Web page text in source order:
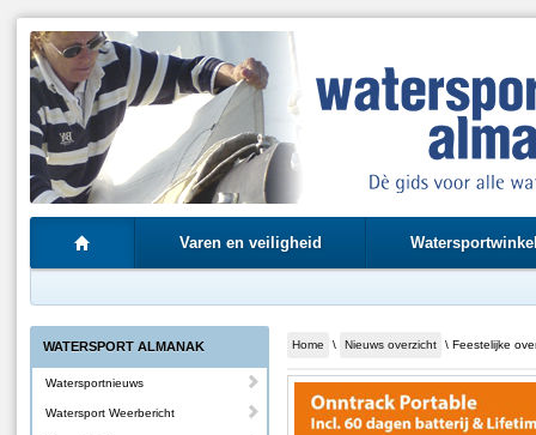
Varen en veiligheid
Home \ Nieuws overzicht \ Feestelijke
WATERSPORT ALMANAK
Watersportnieuws
Watersport Weerbericht